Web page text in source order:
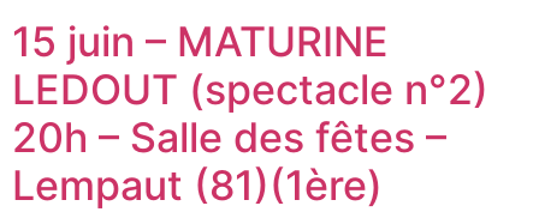
15 juin – MATURINE
LEDOUT (spectacle n°2)
20h – Salle des fêtes –
Lempaut (81)(1ère)